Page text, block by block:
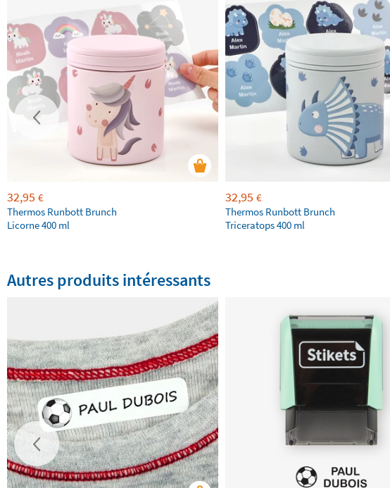
32,95 €
Thermos Runbott Brunch
Licorne 400 ml
32,95 €
Thermos Runbott Brunch
Triceratops 400 ml
Autres produits intéressants